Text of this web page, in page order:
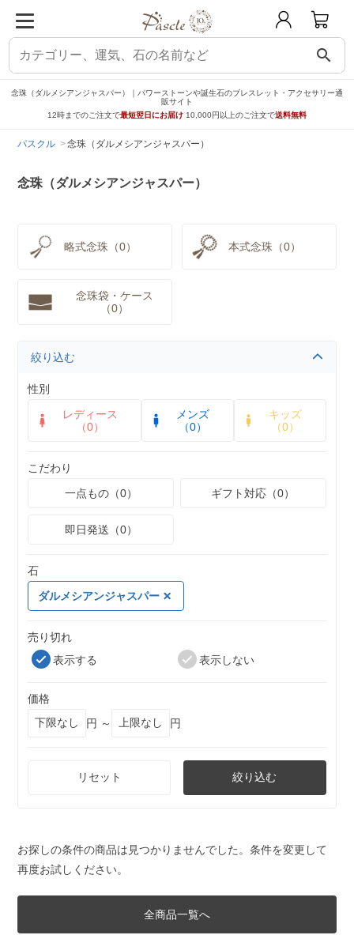
search
念珠（ダルメシアンジャスパー）｜パワーストーンや誕生石のブレスレット・アクセサリー通
販サイト
12時までのご注文で最短翌日にお届け 10,000円以上のご注文で送料無料
パスクル 念珠（ダルメシアンジャスパー）
念珠（ダルメシアンジャスパー）
略式念珠（0） 本式念珠（0）
念珠袋・ケース
（0）
絞り込む
性別
レディース
（0）
メンズ
（0）
キッズ
（0）
こだわり
一点もの（0）
ギフト対応（0）
即日発送（0）
石
ダルメシアンジャスパー
売り切れ
表示する
表示しない
価格
円 ～
円
リセット 絞り込む
お探しの条件の商品は見つかりませんでした。条件を変更して
再度お試しください。
全商品一覧へ